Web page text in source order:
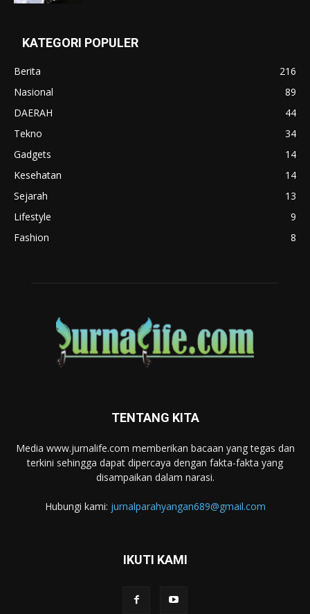
KATEGORI POPULER
Berita
216
Nasional
89
DAERAH
44
Tekno
34
Gadgets
14
Kesehatan
14
Sejarah
13
Lifestyle
9
Fashion
8
TENTANG KITA
Media www.jurnalife.com memberikan bacaan yang tegas dan
terkini sehingga dapat dipercaya dengan fakta-fakta yang
disampaikan dalam narasi.
Hubungi kami: jurnalparahyangan689@gmail.com
IKUTI KAMI